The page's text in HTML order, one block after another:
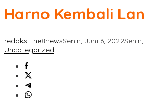
Harno Kembali
redaksi the8newsSenin, Juni 6, 2022
Uncategorized